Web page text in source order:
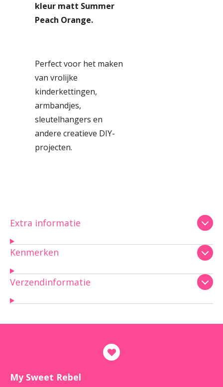
kleur matt Summer
Peach Orange.
Perfect voor het maken
van vrolijke
kinderkettingen,
armbandjes,
sleutelhangers en
andere creatieve DIY-
projecten.
Extra informatie
Kenmerken
Verzendinformatie
My Sweet Rebel